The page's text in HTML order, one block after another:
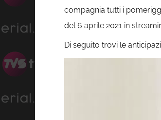
compagnia tutti i
del 6 aprile 2021 in
Di seguito trovi le